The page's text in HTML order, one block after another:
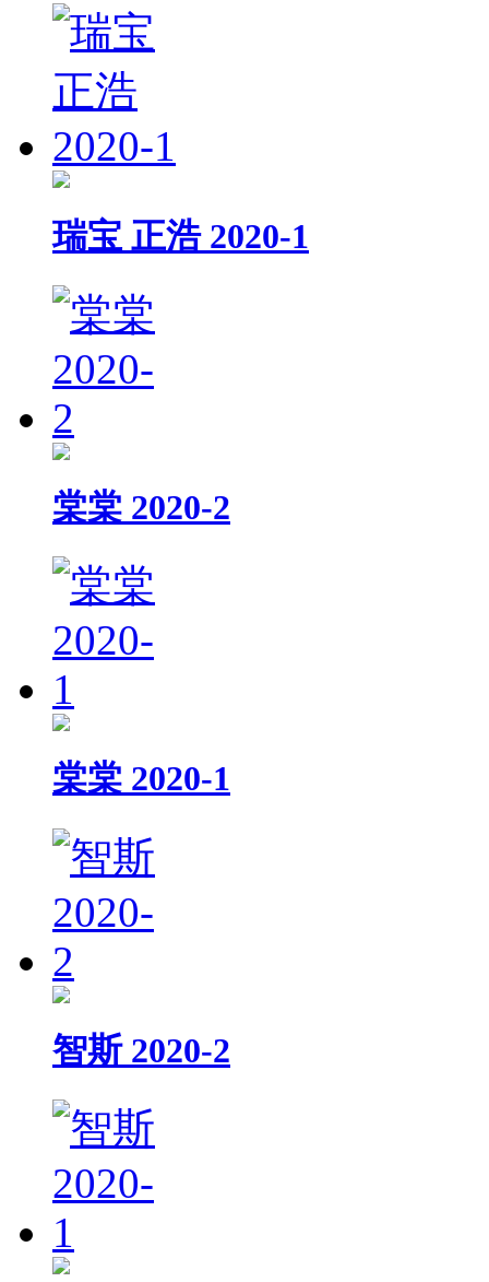
瑞宝 正浩 2020-1
棠棠 2020-2
棠棠 2020-1
智斯 2020-2